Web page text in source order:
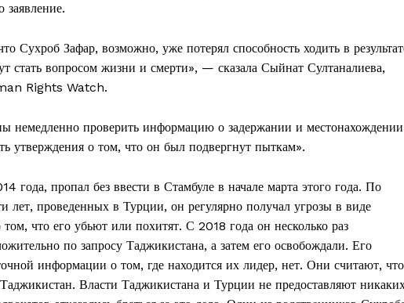
заявление.
Сухроб Зафар, возможно, уже потерял способность ходить в
стать вопросом жизни и смерти», — сказала Сыйнат Султаналиева,
Rights Watch.
немедленно проверить информацию о задержании и местонахождении
утверждения о том, что он был подвергнут пыткам».
пропал без ввести в Стамбуле в начале марта этого года. По
проведенных в Турции, он регулярно получал угрозы в виде
что его убьют или похитят. С 2018 года он несколько раз
по запросу Таджикистана, а затем его освобождали. Его
информации о том, где находится их лидер, нет. Они считают, что
Власти Таджикистана и Турции не предоставляют